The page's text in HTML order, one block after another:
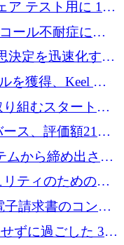
ア テスト用に 110
供して開始
ール不耐症に取
を調達
決定を迅速化する
構築する
を獲得、Keel の
ドのソフトウェ
組むスタートア
ス、評価額21億
ムから締め出され
スをもたらす
ティのためのフ
するために 1,000
子請求書のコンプ
に 131 万ユーロ
ずに過ごした 3D